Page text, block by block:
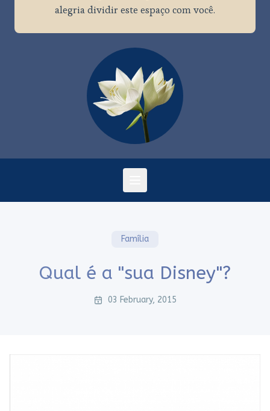
alegria dividir este espaço com você.
Família
Qual é a "sua Disney"?
03 February, 2015